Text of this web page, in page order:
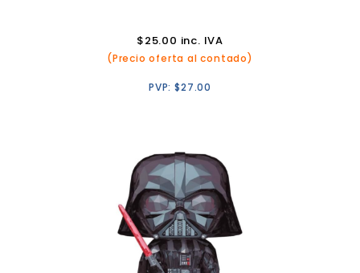
$25.00 inc. IVA
(Precio oferta al contado)
PVP:$27.00